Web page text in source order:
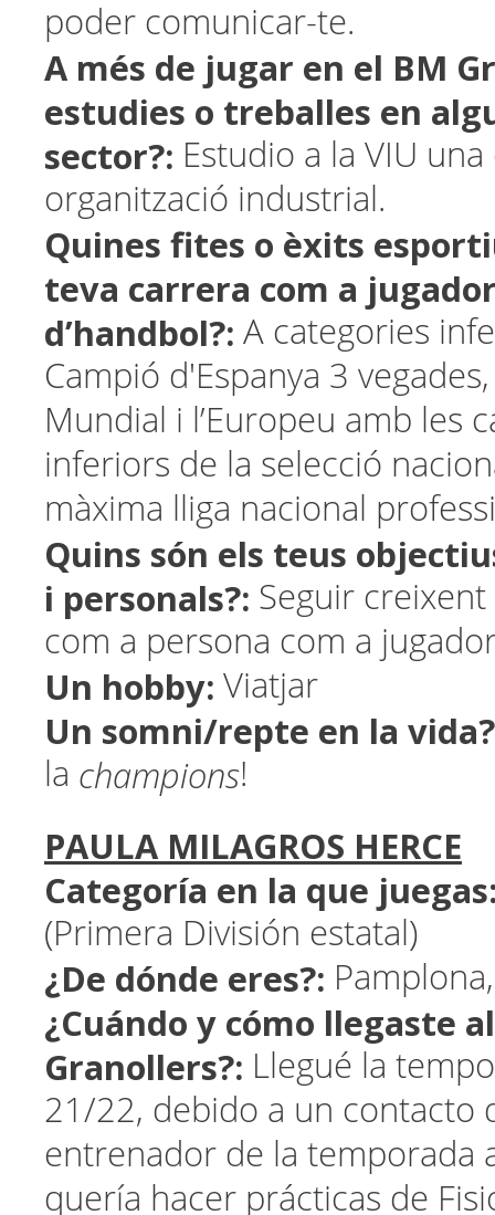
poder comunicar-te.
A més de jugar en el BM
estudies o treballes en
sector?: Estudio a la VIU
organització industrial.
Quines fites o èxits
teva carrera com a
d’handbol?: A categories
Campió d'Espanya 3
Mundial i l’Europeu amb les
inferiors de la selecció
màxima lliga nacional
Quins són els teus
i personals?: Seguir
com a persona com a
Un hobby: Viatjar
Un somni/repte en la
la champions!
PAULA MILAGROS HERCE
Categoría en la que
(Primera División estatal)
¿De dónde eres?:
¿Cuándo y cómo llegaste
Granollers?: Llegué la
21/22, debido a un contacto
entrenador de la temporada
quería hacer prácticas de